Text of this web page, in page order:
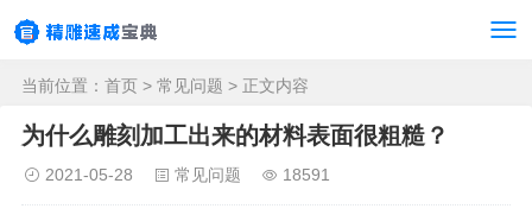
当前位置： 首页 > 常见问题 > 正文内容
为什么雕刻加工出来的材料表面很粗糙？
2021-05-28 常见问题 18591